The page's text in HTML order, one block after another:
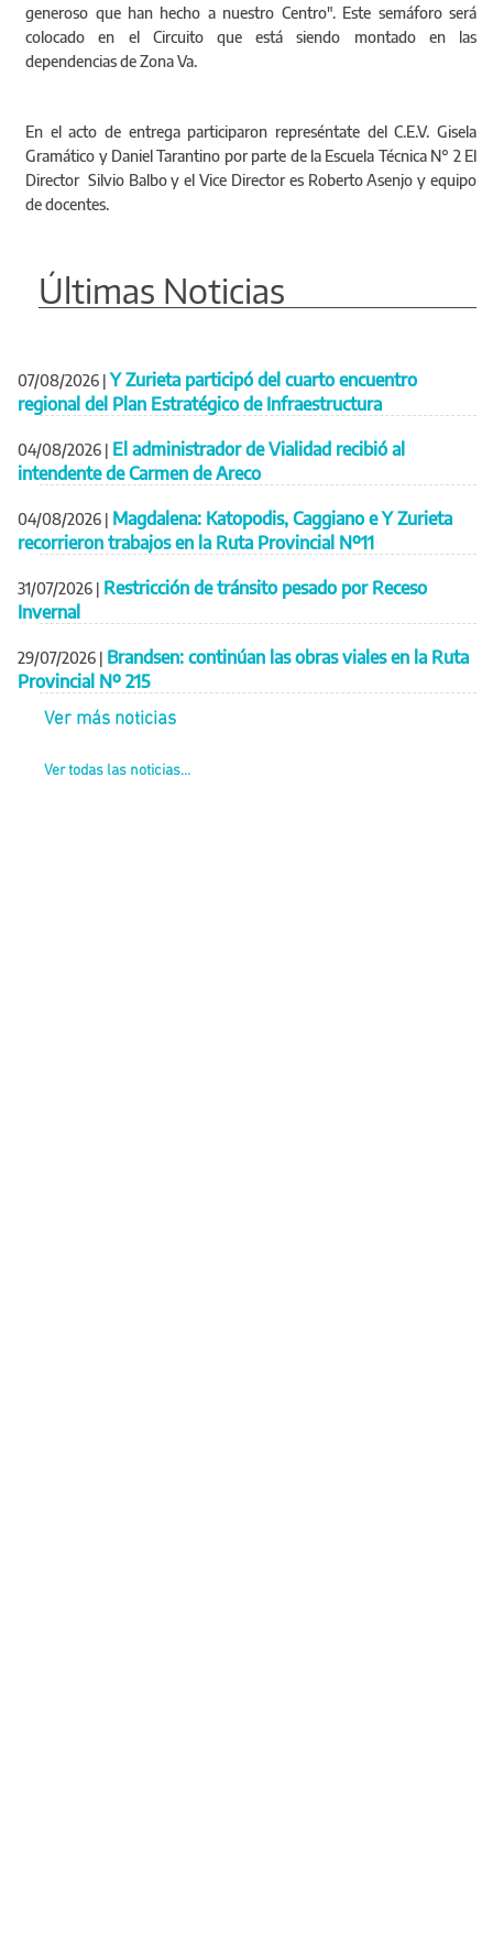
generoso que han hecho a nuestro Centro". Este semáforo será
colocado en el Circuito que está siendo montado en las
dependencias de Zona Va.
En el acto de entrega participaron represéntate del C.E.V. Gisela
Gramático y Daniel Tarantino por parte de la Escuela Técnica N° 2 El
Director Silvio Balbo y el Vice Director es Roberto Asenjo y equipo
de docentes.
Últimas Noticias
07/08/2026 | Y Zurieta participó del cuarto encuentro
regional del Plan Estratégico de Infraestructura
04/08/2026 | El administrador de Vialidad recibió al
intendente de Carmen de Areco
04/08/2026 | Magdalena: Katopodis, Caggiano e Y Zurieta
recorrieron trabajos en la Ruta Provincial Nº11
31/07/2026 | Restricción de tránsito pesado por Receso
Invernal
29/07/2026 | Brandsen: continúan las obras viales en la Ruta
Provincial Nº 215
Ver más noticias
Ver todas las noticias...